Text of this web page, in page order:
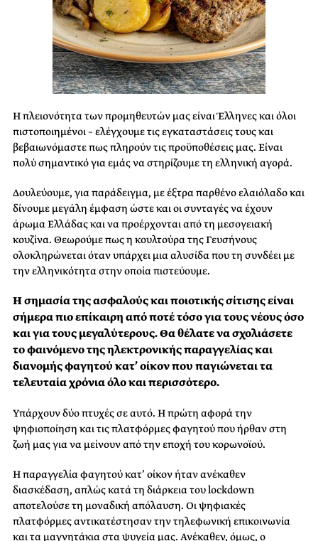
Η πλειονότητα των προμηθευτών μας είναι Έλληνες και όλοι
πιστοποιημένοι – ελέγχουμε τις εγκαταστάσεις τους και
βεβαιωνόμαστε πως πληρούν τις προϋποθέσεις μας. Είναι
πολύ σημαντικό για εμάς να στηρίζουμε τη ελληνική αγορά.
Δουλεύουμε, για παράδειγμα, με έξτρα παρθένο ελαιόλαδο και
δίνουμε μεγάλη έμφαση ώστε και οι συνταγές να έχουν
άρωμα Ελλάδας και να προέρχονται από τη μεσογειακή
κουζίνα. Θεωρούμε πως η κουλτούρα της Γευσήνους
ολοκληρώνεται όταν υπάρχει μια αλυσίδα που τη συνδέει με
την ελληνικότητα στην οποία πιστεύουμε.
Η σημασία της ασφαλούς και ποιοτικής σίτισης είναι
σήμερα πιο επίκαιρη από ποτέ τόσο για τους νέους όσο
και για τους μεγαλύτερους. Θα θέλατε να σχολιάσετε
το φαινόμενο της ηλεκτρονικής παραγγελίας και
διανομής φαγητού κατ’ οίκον που παγιώνεται τα
τελευταία χρόνια όλο και περισσότερο.
Υπάρχουν δύο πτυχές σε αυτό. Η πρώτη αφορά την
ψηφιοποίηση και τις πλατφόρμες φαγητού που ήρθαν στη
ζωή μας για να μείνουν από την εποχή του κορωνοϊού.
Η παραγγελία φαγητού κατ’ οίκον ήταν ανέκαθεν
διασκέδαση, απλώς κατά τη διάρκεια του lockdown
αποτελούσε τη μοναδική απόλαυση. Οι ψηφιακές
πλατφόρμες αντικατέστησαν την τηλεφωνική επικοινωνία
και τα μαγνητάκια στα ψυγεία μας. Ανέκαθεν, όμως, ο